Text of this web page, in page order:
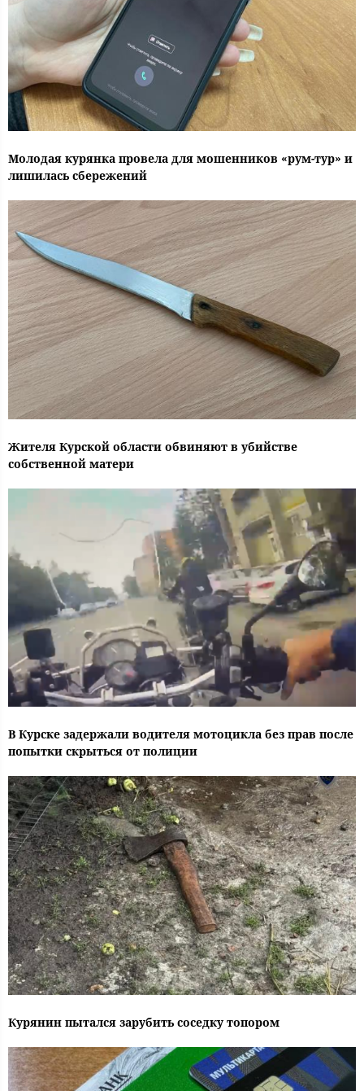
Молодая курянка провела для мошенников «рум-тур» и
лишилась сбережений
Жителя Курской области обвиняют в убийстве
собственной матери
В Курске задержали водителя мотоцикла без прав после
попытки скрыться от полиции
Курянин пытался зарубить соседку топором